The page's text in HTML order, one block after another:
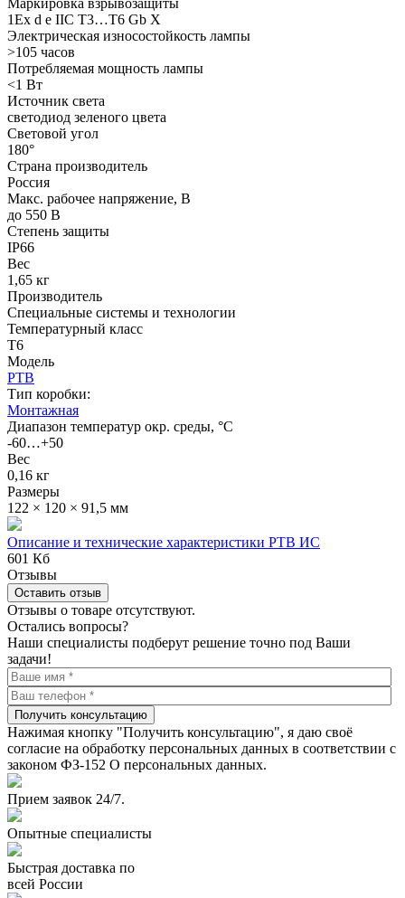
Маркировка взрывозащиты
1Ex d e IIC T3…T6 Gb X
Электрическая износостойкость лампы
>105 часов
Потребляемая мощность лампы
<1 Вт
Источник света
светодиод зеленого цвета
Световой угол
180°
Страна производитель
Россия
Макс. рабочее напряжение, В
до 550 В
Степень защиты
IP66
Вес
1,65 кг
Производитель
Специальные системы и технологии
Температурный класс
Т6
Модель
РТВ
Тип коробки:
Монтажная
Диапазон температур окр. среды, °С
-60…+50
Вес
0,16 кг
Размеры
122 × 120 × 91,5 мм
Описание и технические характеристики РТВ ИС
601 Кб
Отзывы
Оставить отзыв
Отзывы о товаре отсутствуют.
Остались вопросы?
Наши специалисты подберут решение точно под Ваши
задачи!
Получить консультацию
Нажимая кнопку "Получить консультацию", я даю своё
согласие на обработку персональных данных в соответствии с
законом ФЗ-152 О персональных данных.
Прием заявок 24/7.
Опытные специалисты
Быстрая доставка по
всей России